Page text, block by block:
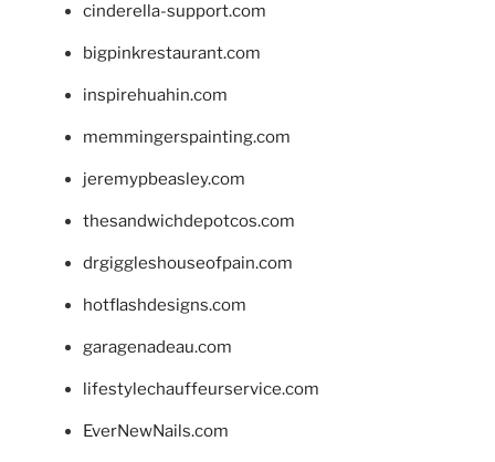
cinderella-support.com
bigpinkrestaurant.com
inspirehuahin.com
memmingerspainting.com
jeremypbeasley.com
thesandwichdepotcos.com
drgiggleshouseofpain.com
hotflashdesigns.com
garagenadeau.com
lifestylechauffeurservice.com
EverNewNails.com